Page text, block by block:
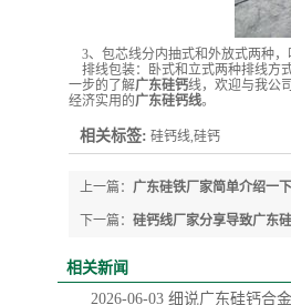
3、包芯线分内抽式和外放式两种，
排线包装：卧式和立式两种排线方
一步的了解广东硅钙线，欢迎与我公
经济实用的广东硅钙线。
相关标签: 硅钙线,硅钙
上一篇： 广东硅铁厂家简单介绍一
下一篇： 硅钙线厂家分享导致广东
相关新闻
2026-06-03 细说广东硅钙合